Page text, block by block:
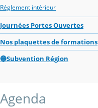
Réglement intérieur
Journées Portes Ouvertes
Nos plaquettes de formations
🔵Subvention Région
Agenda